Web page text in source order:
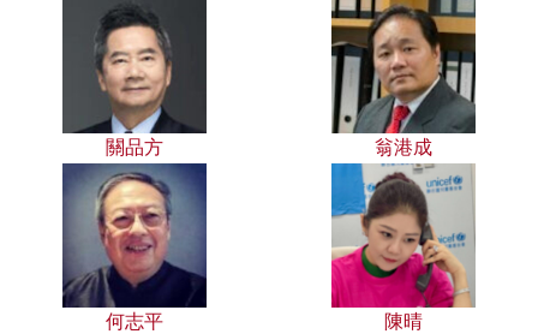
關品方 翁港成
何志平 陳晴